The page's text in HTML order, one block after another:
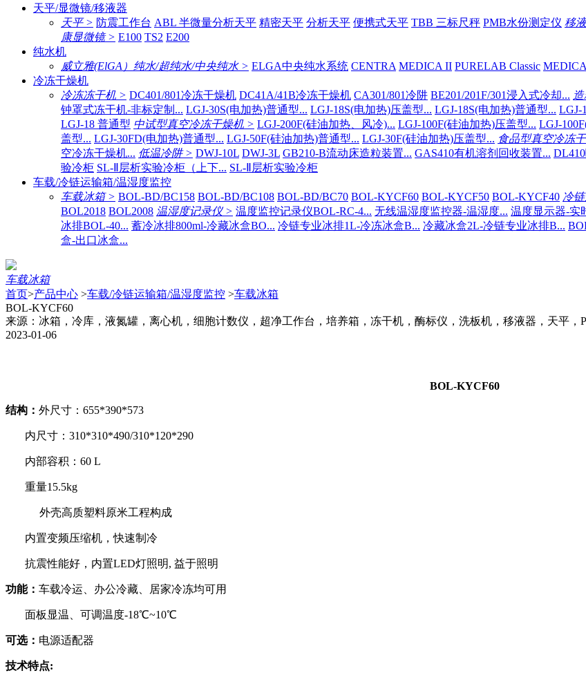
天平/显微镜/移液器
天平 > 防震工作台 ABL 半微量分析天平 精密天平 分析天平 便携式天平 TBB 三标尺秤 PMB水份测定仪 移
康显微镜 > E100 TS2 E200
纯水机
威立雅(ElGA）纯水/超纯水/中央纯水 > ELGA中央纯水系统 CENTRA MEDICA II PURELAB Classic
冷冻干燥机
冷冻冻干机 > DC401/801冷冻干燥机 DC41A/41B冷冻干燥机 CA301/801冷阱 BE201/201F/301浸入式冷却...
钟罩式冻干机-非标定制... LGJ-30S(电加热)普通型... LGJ-18S(电加热)压盖型... LGJ-18S(电加热)普通型... LGJ-
LGJ-18 普通型 中试型真空冷冻干燥机 > LGJ-200F(硅油加热、风冷)... LGJ-100F(硅油加热)压盖型... LGJ-
盖型... LGJ-30FD(电加热)普通型... LGJ-50F(硅油加热)普通型... LGJ-30F(硅油加热)压盖型... 食品型真空冷冻
空冷冻干燥机... 低温冷阱 > DWJ-10L DWJ-3L GB210-B流动床造粒装置... GAS410有机溶剂回收装置...
验冷柜 SL-Ⅱ层析实验冷柜（上下... SL-Ⅱ层析实验冷柜
车载/冷链运输箱/温湿度监控
车载冰箱 > BOL-BD/BC158 BOL-BD/BC108 BOL-BD/BC70 BOL-KYCF60 BOL-KYCF50 BOL-KYCF40 冷
BOL2018 BOL2008 温湿度记录仪 > 温度监控记录仪BOL-RC-4... 无线温湿度监控器-温湿度... 温度显示器-实
冰排BOL-40... 蓄冷冰排800ml-冷藏冰盒BO... 冷链专业冰排1L-冷冻冰盒B... 冷藏冰盒2L-冷链专业冰排B...
盒-出口冰盒...
车载冰箱
首页>产品中心 >车载/冷链运输箱/温湿度监控 >车载冰箱
BOL-KYCF60
来源：冰箱，冷库，液氮罐，离心机，细胞计数仪，超净工作台，培养箱，冻干机，酶标仪，洗板机，移液器，天平
2023-01-06
BOL-KYCF60
结构： 外尺寸： 655*390*573
内尺寸： 310*310*490/310*120*290
内部容积： 60 L
重量15.5kg
外壳高质塑料原米工程构成
内置变频压缩机，快速制冷
抗震性能好，内置LED灯照明, 益于照明
功能： 车载冷运、办公冷藏、居家冷冻均可用
面板显温、可调温度-18℃~10℃
可选： 电源适配器
技术特点: